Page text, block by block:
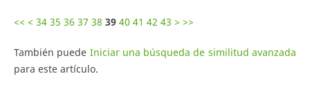
<< < 34 35 36 37 38 39 40 41 42 43 > >>
También puede Iniciar una búsqueda de similitud avanzada
para este artículo.